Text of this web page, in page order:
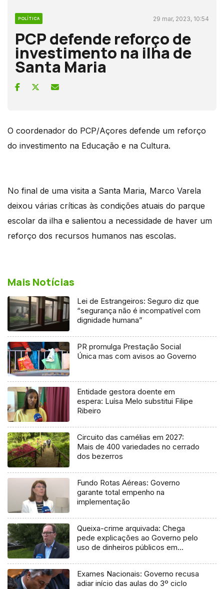
POLÍTICA 29 mar, 2023, 10:54
PCP defende reforço de
investimento na ilha de
Santa Maria
O coordenador do PCP/Açores defende um reforço
do investimento na Educação e na Cultura.
No final de uma visita a Santa Maria, Marco Varela
deixou várias críticas às condições atuais do parque
escolar da ilha e salientou a necessidade de haver um
reforço dos recursos humanos nas escolas.
Mais Notícias
Lei de Estrangeiros: Seguro diz que
“segurança não é incompatível com
dignidade humana”
PR promulga Prestação Social
Única mas com avisos ao Governo
Entidade gestora doente em
espera: Luísa Melo substitui Filipe
Ribeiro
Circuito das camélias em 2027:
Mais de 400 variedades no cerrado
dos bezerros
Fundo Rotas Aéreas: Governo
garante total empenho na
implementação
Queixa-crime arquivada: Chega
pede explicações ao Governo pelo
uso de dinheiros públicos em
Exames Nacionais: Governo recusa
adiar início das aulas do 3º ciclo